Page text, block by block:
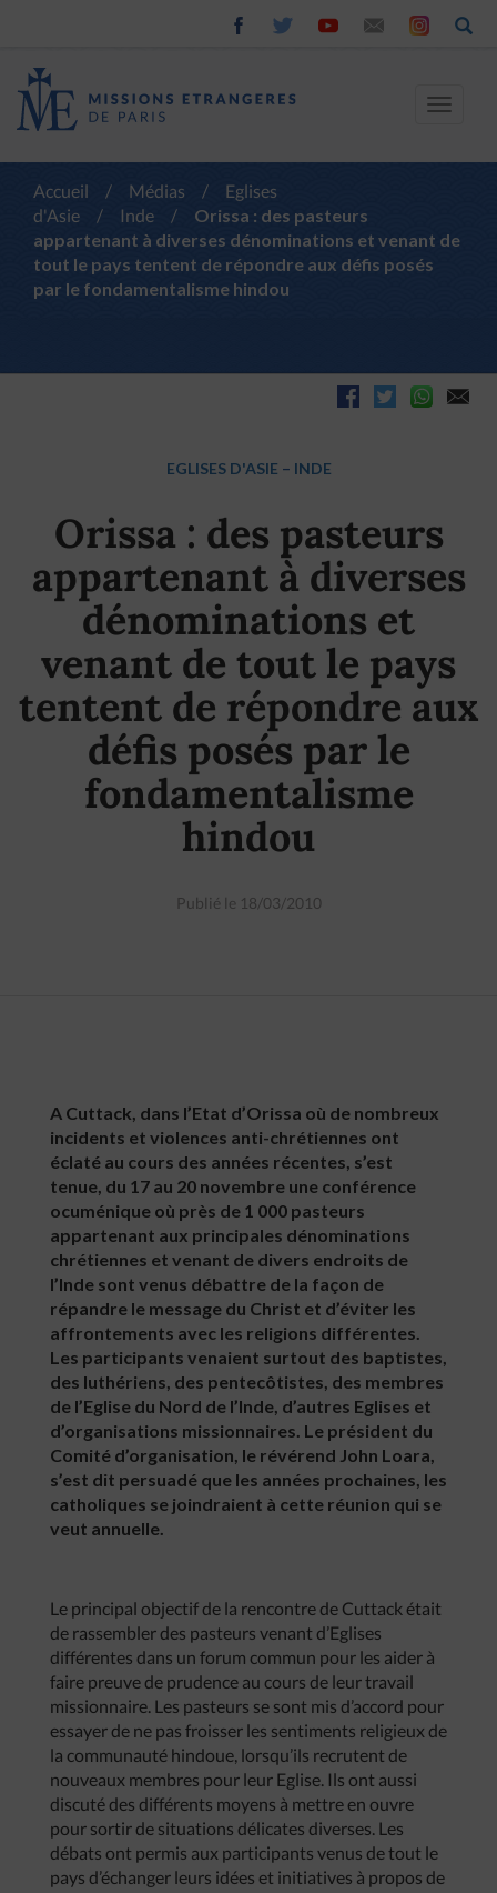
Toggle
Accueil / Médias /
Eglises
d'Asie
/ Inde /
Orissa : des pasteurs
appartenant à diverses dénominations et venant de
tout le pays tentent de répondre aux défis posés
par le fondamentalisme hindou
EGLISES D'ASIE – INDE
Orissa : des pasteurs
appartenant à diverses
dénominations et
venant de tout le pays
tentent de répondre aux
défis posés par le
fondamentalisme
hindou
Publié le 18/03/2010
A Cuttack, dans l’Etat d’Orissa où de nombreux
incidents et violences anti-chrétiennes ont
éclaté au cours des années récentes, s’est
tenue, du 17 au 20 novembre une conférence
ocuménique où près de 1 000 pasteurs
appartenant aux principales dénominations
chrétiennes et venant de divers endroits de
l’Inde sont venus débattre de la façon de
répandre le message du Christ et d’éviter les
affrontements avec les religions différentes.
Les participants venaient surtout des baptistes,
des luthériens, des pentecôtistes, des membres
de l’Eglise du Nord de l’Inde, d’autres Eglises et
d’organisations missionnaires. Le président du
Comité d’organisation, le révérend John Loara,
s’est dit persuadé que les années prochaines, les
catholiques se joindraient à cette réunion qui se
veut annuelle.
Le principal objectif de la rencontre de Cuttack était
de rassembler des pasteurs venant d’Eglises
différentes dans un forum commun pour les aider à
faire preuve de prudence au cours de leur travail
missionnaire. Les pasteurs se sont mis d’accord pour
essayer de ne pas froisser les sentiments religieux de
la communauté hindoue, lorsqu’ils recrutent de
nouveaux membres pour leur Eglise. Ils ont aussi
discuté des différents moyens à mettre en ouvre
pour sortir de situations délicates diverses. Les
débats ont permis aux participants venus de tout le
pays d’échanger leurs idées et initiatives à propos de